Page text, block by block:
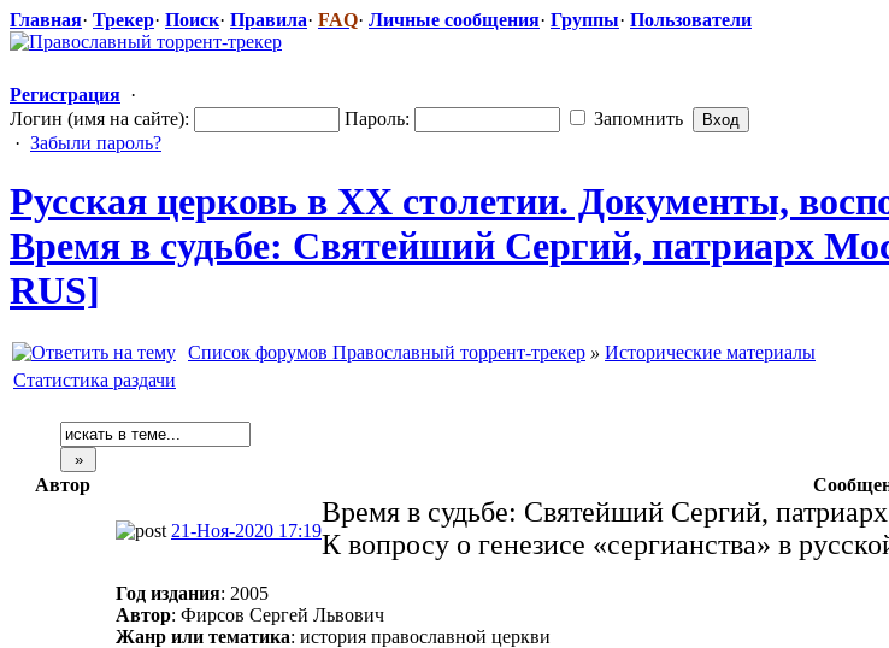
Главная· Трекер· Поиск· Правила· FAQ· Личные сообщения· Группы· Пользователи
Регистрация ·
Логин (имя на сайте):
Пароль:
Запомнить
· Забыли пароль?
Русская церковь в XX столетии. Документы,
Время в судьбе: Святейший Сергий, патриарх
RUS]
Список форумов Православный торрент-трекер » Исторические материалы
Статистика раздачи
Автор
21-Ноя-2020 17:19
Время в судьбе: Святейший Сергий,
К вопросу о генезисе «сергианства» в
Год издания: 2005
Автор: Фирсов Сергей Львович
Жанр или тематика: история православной церкви